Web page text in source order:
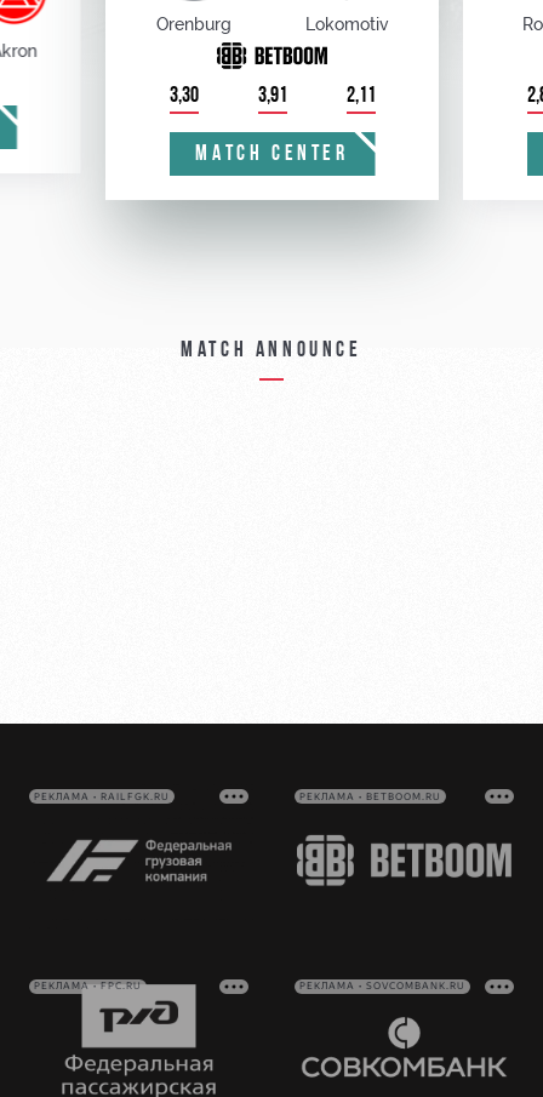
Orenburg Lokomotiv
3,30 3,91 2,11
MATCH CENTER
Match announce
РЕКЛАМА • RAILFGK.RU РЕКЛАМА • BETBOOM.RU
РЕКЛАМА • FPC.RU РЕКЛАМА • SOVCOMBANK.RU